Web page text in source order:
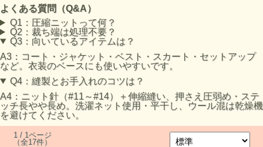
よくある質問（Q&A）
Q1：圧縮ニットって何？
Q2：裁ち端は処理不要？
Q3：向いているアイテムは？
A3：コート・ジャケット・ベスト・スカート・セットアップ
など。衣装のベースにも使いやすいです。
Q4：縫製とお手入れのコツは？
A4：ニット針（#11～#14）＋伸縮縫い、押さえ圧弱め・ステ
ッチ長やや長め。洗濯ネット使用・平干し、ウール混は乾燥機
を避けてください。
1 / 1ページ
（全17件）